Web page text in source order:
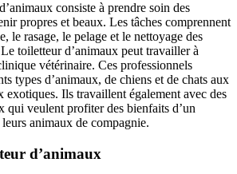
consiste à prendre soin des
propres et beaux. Les tâches comprennent
le rasage, le pelage et le nettoyage des
toiletteur d’animaux peut travailler à
vétérinaire. Ces professionnels
types d’animaux, de chiens et de chats aux
exotiques. Ils travaillent également avec des
qui veulent profiter des bienfaits d’un
animaux de compagnie.
d’animaux